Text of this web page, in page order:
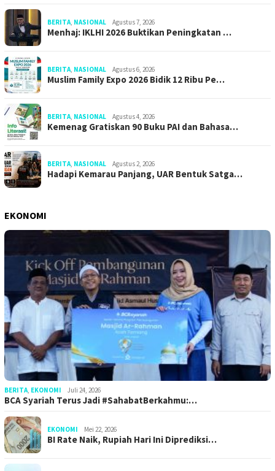
BERITA, NASIONAL Agustus 7, 2026
Menhaj: IKLHI 2026 Buktikan Peningkatan …
BERITA, NASIONAL Agustus 6, 2026
Muslim Family Expo 2026 Bidik 12 Ribu Pe…
BERITA, NASIONAL Agustus 4, 2026
Kemenag Gratiskan 90 Buku PAI dan Bahasa…
BERITA, NASIONAL Agustus 2, 2026
Hadapi Kemarau Panjang, UAR Bentuk Satga…
EKONOMI
BERITA, EKONOMI Juli 24, 2026
BCA Syariah Terus Jadi #SahabatBerkahmu:…
EKONOMI Mei 22, 2026
BI Rate Naik, Rupiah Hari Ini Diprediksi…